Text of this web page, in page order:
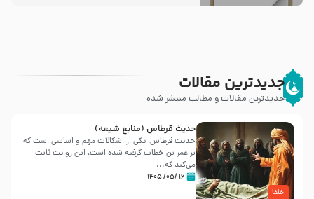
جدیدترین مقالات
جدیدترین مقالات و مطالب منتشر شده
خلفا
حدیث قرطاس (منابع شیعه)
حدیث قرطاس، یکی از اشکالات مهم و اساسی است که
بر عمر بن خطاب گرفته شده است، این روایت ثابت
می‌کند که...
۱۶ /۰۵/ ۱۴۰۵